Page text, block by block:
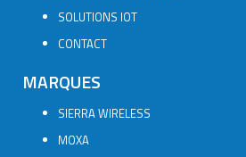
SOLUTIONS IOT
CONTACT
MARQUES
SIERRA WIRELESS
MOXA